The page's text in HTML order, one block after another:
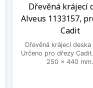
Dřevěná krájecí
Alveus 1133157,
Cadit
Dřevěná krájecí deska
Určeno pro dřezy
250 x 440 mm.